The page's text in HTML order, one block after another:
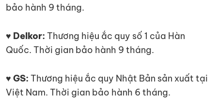
bảo hành 9 tháng.
♥ Delkor: Thương hiệu ắc quy số 1 của Hàn
Quốc. Thời gian bảo hành 9 tháng.
♥ GS: Thương hiệu ắc quy Nhật Bản sản xuất tại
Việt Nam. Thời gian bảo hành 6 tháng.